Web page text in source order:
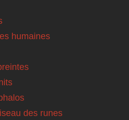
humaines
des runes